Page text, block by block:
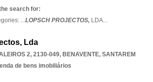
search for:
...LOPSCH PROJECTOS, LDA...
Lda
2, 2130-049, BENAVENTE, SANTAREM
de bens imobiliários